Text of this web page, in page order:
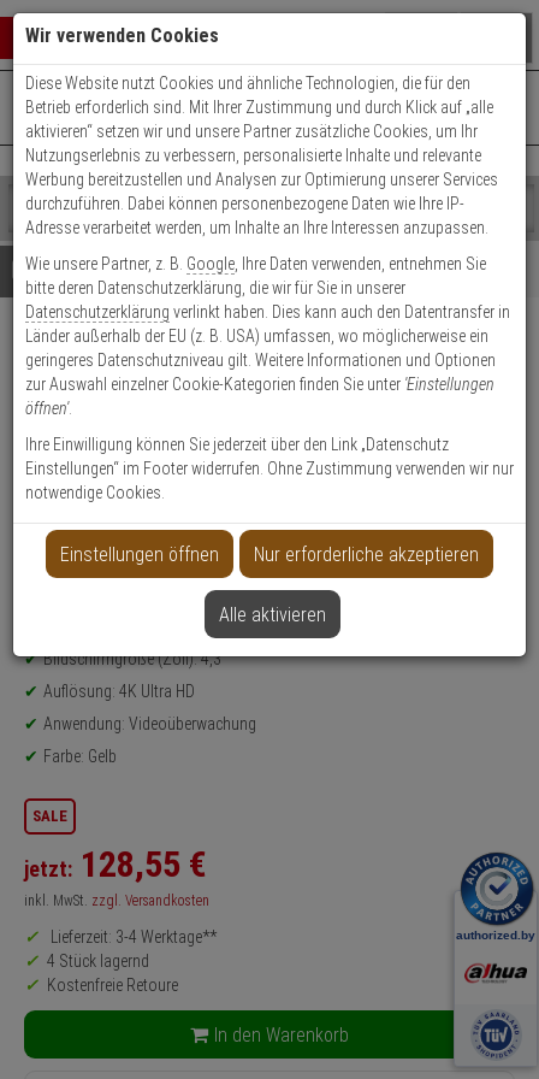
Warenkorb schließen
0 ARTIKEL IM WARENKORB
Ihr Warenkorb ist momentan leer.
Ergebnisse ()
Fertig
Shop
durchsuchen
Bitte
geben
Sie
mindestens
Zeichen
ein,
um
Suche
Es
wurde
noch
Kategorien
Suche
gestartet
+49 (0)821 899 493-0Mo. - Do.: 8:00 - 16:30 | Fr.: 8:00 - 14:00 Uhr
Kontaktservice nutzen
Details Beratung Beliebte 4K Ultra HD Artikel
Dahua PFM904 4,3'' HD-CVI
Analog Tester
Produktmerkmale
Bildschirmgröße (Zoll): 4,3"
Auflösung: 4K Ultra HD
Anwendung: Videoüberwachung
Farbe: Gelb
SALE
jetzt: 128,55 €
inkl. MwSt. zzgl. Versandkosten
Lieferzeit: 3-4 Werktage**
4 Stück lagernd
Kostenfreie Retoure
In den Warenkorb
Wir verwenden Cookies
Diese Website nutzt Cookies und ähnliche Technologien, die für den
Betrieb erforderlich sind. Mit Ihrer Zustimmung und durch Klick auf „alle
aktivieren“ setzen wir und unsere Partner zusätzliche Cookies, um Ihr
Nutzungserlebnis zu verbessern, personalisierte Inhalte und relevante
Werbung bereitzustellen und Analysen zur Optimierung unserer Services
durchzuführen. Dabei können personenbezogene Daten wie Ihre IP-
Adresse verarbeitet werden, um Inhalte an Ihre Interessen anzupassen.
Wie unsere Partner, z. B. Google , Ihre Daten verwenden, entnehmen Sie
bitte deren Datenschutzerklärung, die wir für Sie in unserer
Datenschutzerklärung verlinkt haben. Dies kann auch den Datentransfer in
Länder außerhalb der EU (z. B. USA) umfassen, wo möglicherweise ein
geringeres Datenschutzniveau gilt. Weitere Informationen und Optionen
zur Auswahl einzelner Cookie-Kategorien finden Sie unter 'Einstellungen
öffnen'.
Ihre Einwilligung können Sie jederzeit über den Link „Datenschutz
Einstellungen“ im Footer widerrufen. Ohne Zustimmung verwenden wir nur
notwendige Cookies.
Einstellungen öffnen Nur erforderliche akzeptieren
Alle aktivieren